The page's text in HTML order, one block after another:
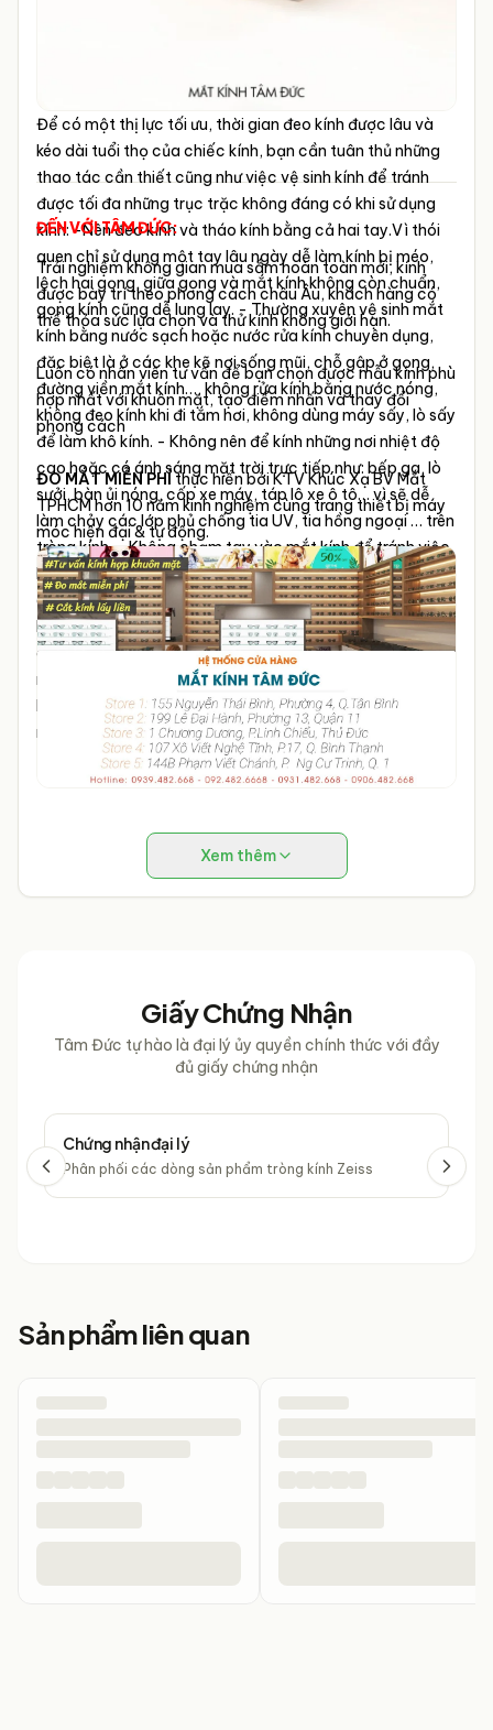
Để có một thị lực tối ưu, thời gian đeo kính được lâu và
kéo dài tuổi thọ của chiếc kính, bạn cần tuân thủ những
thao tác cần thiết cũng như việc vệ sinh kính để tránh
được tối đa những trục trặc không đáng có khi sử dụng
kính: -Nên đeo kính và tháo kính bằng cả hai tay.Vì thói
quen chỉ sử dụng một tay lâu ngày dễ làm kính bị méo,
lệch hai gọng, giữa gọng và mắt kính không còn chuẩn,
gọng kính cũng dễ lung lay. - Thường xuyên vệ sinh mắt
kính bằng nước sạch hoặc nước rửa kính chuyên dụng,
đặc biệt là ở các khe kẽ nơi sống mũi, chỗ gập ở gọng,
đường viền mắt kính…, không rửa kính bằng nước nóng,
không đeo kính khi đi tắm hơi, không dùng máy sấy, lò sấy
để làm khô kính. - Không nên để kính những nơi nhiệt độ
cao hoặc có ánh sáng mặt trời trực tiếp như: bếp ga, lò
sưởi, bàn ủi nóng, cốp xe máy, táp lô xe ô tô… vì sẽ dễ
làm chảy các lớp phủ chống tia UV, tia hồng ngoại … trên
tròng kính.- Không chạm tay vào mắt kính để tránh việc
bạn nhìn mờ, tròng kính bị bám dầu từ ngón tay hoặc gây
cảm giác không thoải mái khi đeo kính.- Không đeo kính
khi chơi các môn thể thao đối kháng như bóng đá, bóng
chuyền, cầu lông… vì nếu trường hợp bị ngã kính không
những gãy hỏng mà còn gây nguy hiểm cho bạn.
không dùng kính, cần cất trong hộp cứng hoặc túi vải
mềm và để ở chỗ hợp lý.- Không tự ý sửa chữa kính.
ĐẾN VỚI TÂM ĐỨC:
Trải nghiệm không gian mua sắm hoàn toàn mới, kính
được bày trí theo phong cách châu Âu, khách hàng có
thể thỏa sức lựa chọn và thử kính không giới hạn.
Luôn có nhân viên tư vấn để bạn chọn được mẫu kính phù
hợp nhất với khuôn mặt, tạo điểm nhấn và thay đổi
phong cách
ĐO MẮT MIỄN PHÍthực hiển bởi KTV Khúc Xạ BV Mắt
TPHCM hơn 10 năm kinh nghiệm cùng trang thiết bị máy
móc hiện đại & tự động.
Xem thêm
Giấy Chứng Nhận
Tâm Đức tự hào là đại lý ủy quyền chính thức với đầy
đủ giấy chứng nhận
Chứng nhận đại lý
Phân phối các dòng sản phẩm tròng kính Zeiss
Sản phẩm liên quan